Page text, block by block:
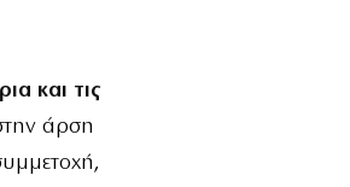
και τις
άρση